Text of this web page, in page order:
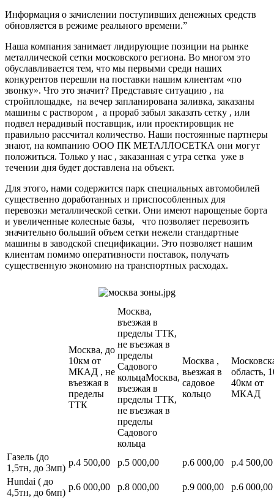
Информация о зачислении поступивших денежных средств
обновляется в режиме реального времени.”
Наша компания занимает лидирующие позиции на рынке
металлической сетки московского региона. Во многом это
обуславливается тем, что мы первыми среди наших
конкурентов перешли на поставки нашим клиентам «по
звонку». Что это значит? Представьте ситуацию , на
стройплощадке, на вечер запланирована заливка, заказаны
машины с раствором , а прораб забыл заказать сетку , или
подвел нерадивый поставщик, или проектировщик не
правильно рассчитал количество. Наши постоянные партнеры
знают, на компанию ООО ПК МЕТАЛЛОСЕТКА они могут
положиться. Только у нас , заказанная с утра сетка уже в
течении дня будет доставлена на объект.
Для этого, нами содержится парк специальных автомобилей
существенно доработанных и приспособленных для
перевозки металлической сетки. Они имеют нарощеные борта
и увеличенные колесные базы, что позволяет перевозить
значительно больший объем сетки нежели стандартные
машины в заводской спецификации. Это позволяет нашим
клиентам помимо оперативности поставок, получать
существенную экономию на транспортных расходах.
Москва, до
10км от
МКАД , не
въезжая в
пределы
ТТК
Москва,
въезжая в
пределы ТТК,
не въезжая в
пределы
Садового
кольцаМосква,
въезжая в
пределы ТТК,
не въезжая в
пределы
Садового
кольца
Москва ,
вьезжая в
садовое
кольцо
область,
40км от
МКАД
Газель (до
1,5тн, до 3мп)
р.4 500,00 р.5 000,00 р.6 000,00
р.4 500,00
Hundai ( до
4,5тн, до 6мп)
р.6 000,00 р.8 000,00 р.9 000,00
р.6 000,00